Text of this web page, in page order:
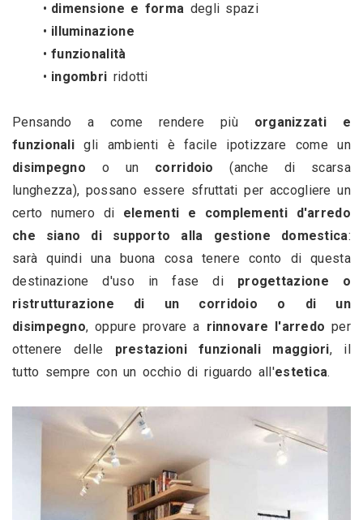
dimensione e forma degli spazi
illuminazione
funzionalità
ingombri ridotti
Pensando a come rendere più organizzati e
funzionali
disimpegno o un corridoio (anche di scarsa
lunghezza), possano essere sfruttati per accogliere un
certo numero di elementi e complementi d'arredo
che siano di supporto alla gestione domestica:
sarà quindi una buona cosa tenere conto di questa
destinazione d'uso in fase di progettazione o
ristrutturazione di un corridoio o di un
disimpegno, oppure provare a rinnovare l'arredo per
ottenere delle prestazioni funzionali maggiori, il
tutto sempre con un occhio di riguardo all'estetica.